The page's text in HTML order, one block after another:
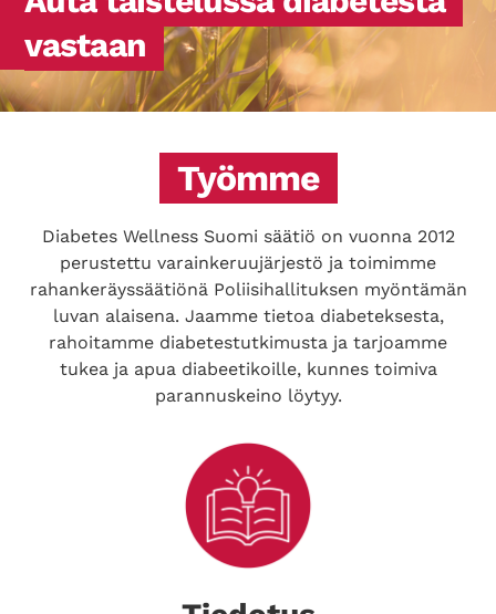
vastaan
Työmme
Diabetes Wellness Suomi säätiö on vuonna 2012
perustettu varainkeruujärjestö ja toimimme
rahankeräyssäätiönä Poliisihallituksen myöntämän
luvan alaisena. Jaamme tietoa diabeteksesta,
rahoitamme diabetestutkimusta ja tarjoamme
tukea ja apua diabeetikoille, kunnes toimiva
parannuskeino löytyy.